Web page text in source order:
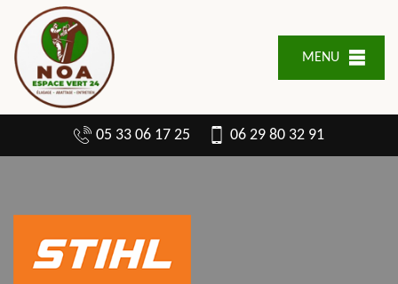
MENU
05 33 06 17 25 06 29 80 32 91